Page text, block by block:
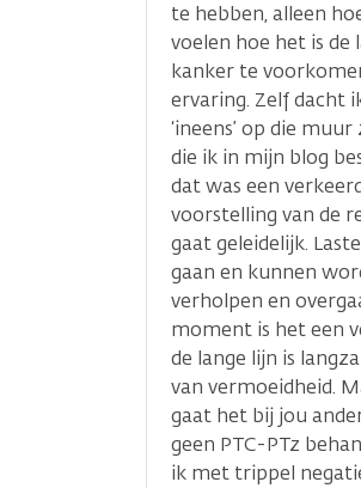
te hebben, alleen
voelen hoe het is de
kanker te
ervaring. Zelf dacht
‘ineens’ op die
die ik in mijn blog
dat was een
voorstelling van de
gaat geleidelijk.
gaan en kunnen
verholpen en
moment is het een
de lange lijn is
van vermoeidheid.
gaat het bij jou
geen PTC-PTz
ik met trippel